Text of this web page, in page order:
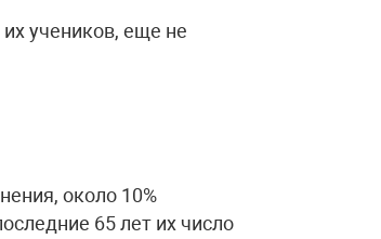
учеников, еще не
около 10%
65 лет их число